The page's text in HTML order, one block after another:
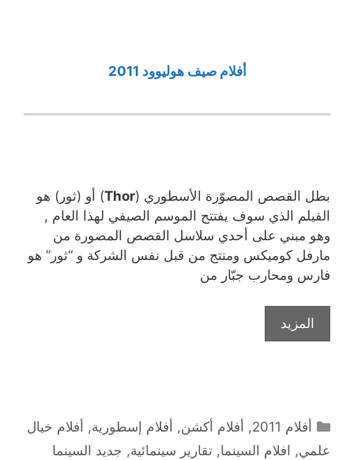
أفلام صيف هوليوود 2011
بطل القصص المصوّرة الأسطوري (Thor) أو (ثور) هو
الفيلم الذي سوف يفتتح الموسم الصيفي لهذا العام ,
وهو مبني على أحدي سلاسل القصص المصورة من
مارفل كوميكس ومنتج من قبل نفس الشركة و “ثور” هو
فارس ومحارب جبّار من
المزيد
التصنيفات
أفلام 2011 , أفلام أكشن, أفلام إسطورية, أفلام خيال
علمي, افلام السينما, تقارير سينمائية, جديد السينما